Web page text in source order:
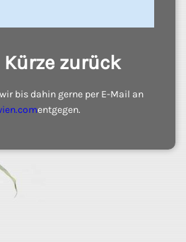
zurück
bis dahin gerne per E-Mail an
entgegen.